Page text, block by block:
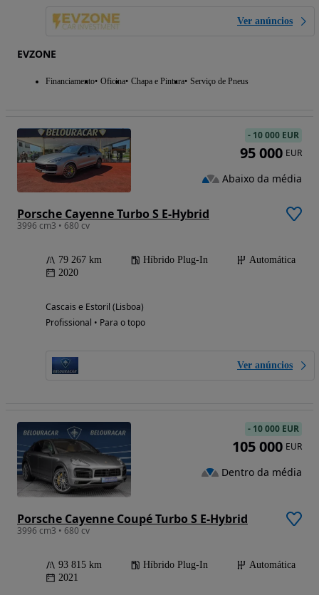
Ver anúncios
EVZONE
Financiamento Oficina Chapa e Pintura Serviço de Pneus
Porsche Cayenne Turbo S E-Hybrid
3996 cm3 • 680 cv
79 267 km Híbrido Plug-In
Automática
2020
Cascais e Estoril (Lisboa)
Profissional • Para o topo
Ver anúncios
- 10 000 EUR
95 000 EUR
Abaixo da média
Porsche Cayenne Coupé Turbo S E-Hybrid
3996 cm3 • 680 cv
93 815 km Híbrido Plug-In
Automática
2021
- 10 000 EUR
105 000 EUR
Dentro da média